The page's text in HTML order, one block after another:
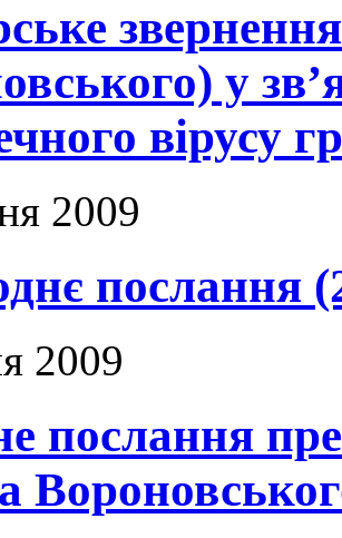
у
вірусу
2009
послання
2009
послання